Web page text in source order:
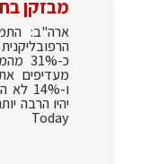
מבזקן
ארה"ב:
מעדיפים
Today